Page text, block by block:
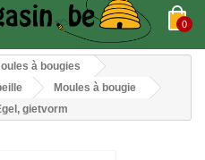
0
à bougies
Moules à bougie
gietvorm